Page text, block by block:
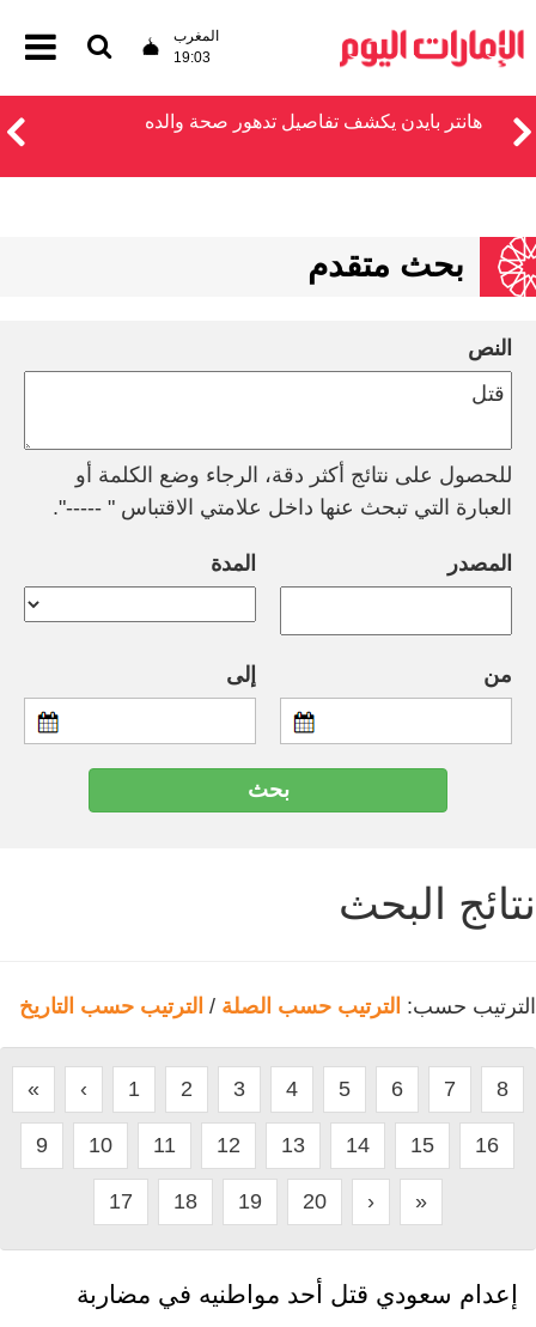
المغرب
19:03
هانتر بايدن يكشف تفاصيل تدهور صحة والده
بحث متقدم
النص
للحصول على نتائج أكثر دقة، الرجاء وضع الكلمة أو
العبارة التي تبحث عنها داخل علامتي الاقتباس " -----".
المصدر المدة
من إلى
نتائج البحث
الترتيب حسب: الترتيب حسب الصلة / الترتيب حسب التاريخ
« ‹ 1 2 3 4 5 6 7 8
9 10 11 12 13 14 15 16
17 18 19 20 › »
إعدام سعودي قتل أحد مواطنيه في مضاربة